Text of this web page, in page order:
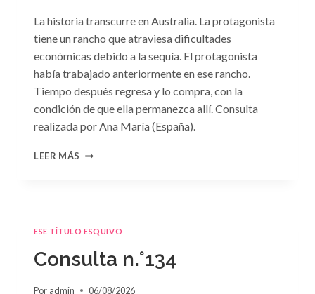
La historia transcurre en Australia. La protagonista
tiene un rancho que atraviesa dificultades
económicas debido a la sequía. El protagonista
había trabajado anteriormente en ese rancho.
Tiempo después regresa y lo compra, con la
condición de que ella permanezca allí. Consulta
realizada por Ana María (España).
LEER MÁS CONSULTA
ESE TÍTULO ESQUIVO
Consulta n.°134
Por admin 06/08/2026